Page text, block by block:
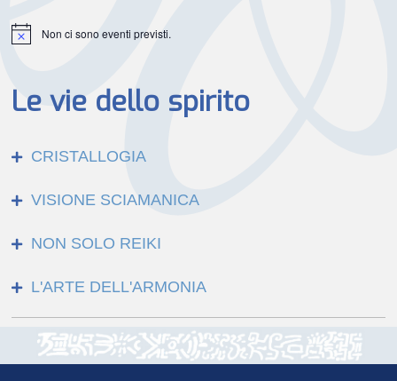
Notice Non ci sono eventi previsti.
Le vie dello spirito
CRISTALLOGIA
VISIONE SCIAMANICA
NON SOLO REIKI
L'ARTE DELL'ARMONIA